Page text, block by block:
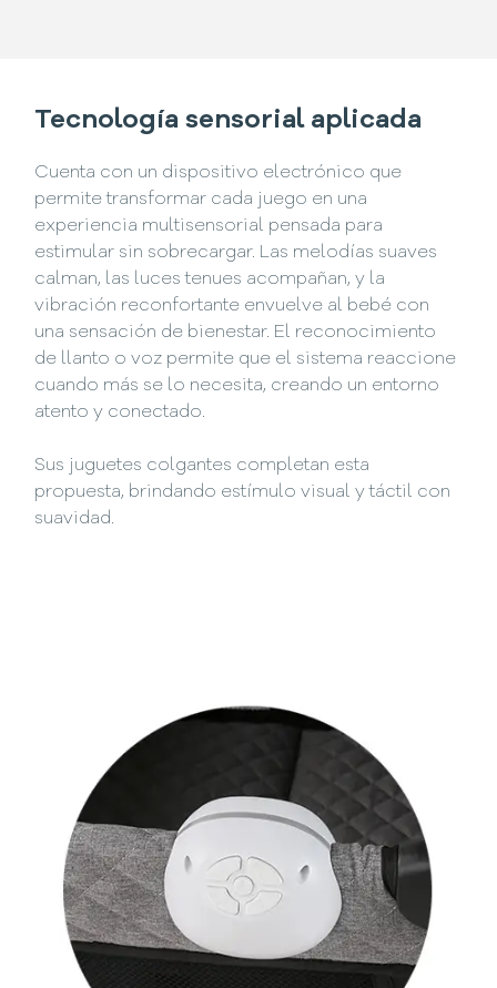
Tecnología sensorial aplicada
Cuenta con un dispositivo electrónico que
permite transformar cada juego en una
experiencia multisensorial pensada para
estimular sin sobrecargar. Las melodías suaves
calman, las luces tenues acompañan, y la
vibración reconfortante envuelve al bebé con
una sensación de bienestar. El reconocimiento
de llanto o voz permite que el sistema reaccione
cuando más se lo necesita, creando un entorno
atento y conectado.
Sus juguetes colgantes completan esta
propuesta, brindando estímulo visual y táctil con
suavidad.